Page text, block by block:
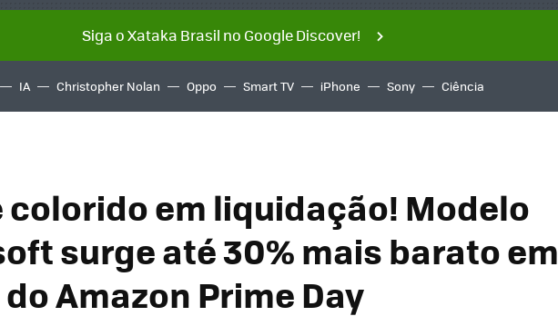
Siga o Xataka Brasil no Google Discover!
IA Christopher Nolan Oppo Smart TV iPhone Sony Ciência
colorido em liquidação! Modelo
surge até 30% mais barato em
Amazon Prime Day